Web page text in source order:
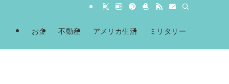
お金 不動産 アメリカ生活 ミリタリー